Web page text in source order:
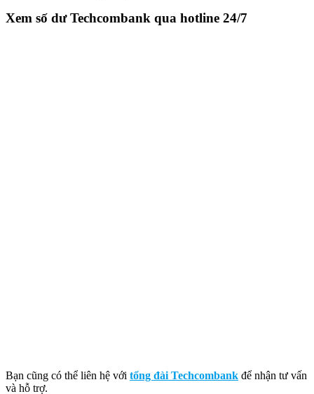
Xem số dư Techcombank qua hotline 24/7
Bạn cũng có thể liên hệ với tổng đài Techcombank để nhận tư vấn
và hỗ trợ.